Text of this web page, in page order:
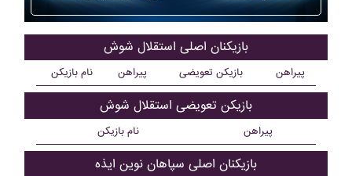
بازیکنان اصلی استقلال شوش
نام بازیکن پیراهن بازیکن تعویضی پیراهن
بازیکن تعویضی استقلال شوش
نام بازیکن پیراهن
بازیکنان اصلی سپاهان نوين ايذه